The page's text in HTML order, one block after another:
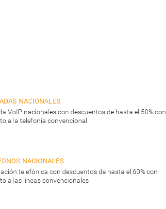
nacionales
VoIP nacionales con descuentos de hasta el 50% con
a la telefonía convencional
nacionales
telefónica con descuentos de hasta el 60% con
a las líneas convencionales